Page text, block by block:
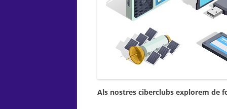
Als nostres ciberclubs explorem de